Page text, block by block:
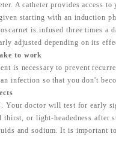
A catheter provides access
starting with an induction
is infused three times a
adjusted depending on its
to work
is necessary to prevent
infection so that you don't
doctor will test for early
thirst, or light-headedness after
and sodium. It is important